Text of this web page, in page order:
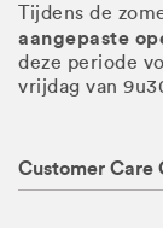
Tijdens de
aangepaste
deze periode
vrijdag van
Customer Care